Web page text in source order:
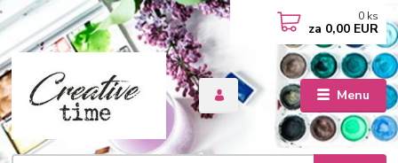
Menu
0 ks
za 0,00 EUR